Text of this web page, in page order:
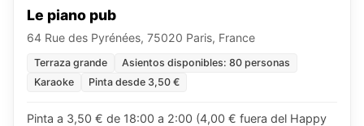
Le piano pub
64 Rue des Pyrénées, 75020 Paris, France
Terraza grande
Asientos disponibles: 80 personas
Karaoke
Pinta desde 3,50 €
Pinta a 3,50 € de 18:00 a 2:00 (4,00 € fuera del Happy